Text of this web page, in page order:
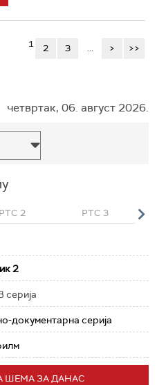
1 2 3 ... > >>
четвртак, 06. август 2026.
РТС 2 РТС 3
2
документарна серија
ШЕМА ЗА ДАНАС